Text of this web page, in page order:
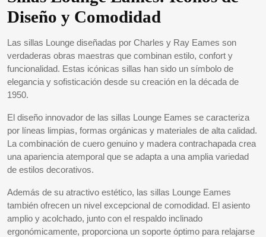
Diseño y Comodidad
Las sillas Lounge diseñadas por Charles y Ray Eames son
verdaderas obras maestras que combinan estilo, confort y
funcionalidad. Estas icónicas sillas han sido un símbolo de
elegancia y sofisticación desde su creación en la década de
1950.
El diseño innovador de las sillas Lounge Eames se caracteriza
por líneas limpias, formas orgánicas y materiales de alta calidad.
La combinación de cuero genuino y madera contrachapada crea
una apariencia atemporal que se adapta a una amplia variedad
de estilos decorativos.
Además de su atractivo estético, las sillas Lounge Eames
también ofrecen un nivel excepcional de comodidad. El asiento
amplio y acolchado, junto con el respaldo inclinado
ergonómicamente, proporciona un soporte óptimo para relajarse